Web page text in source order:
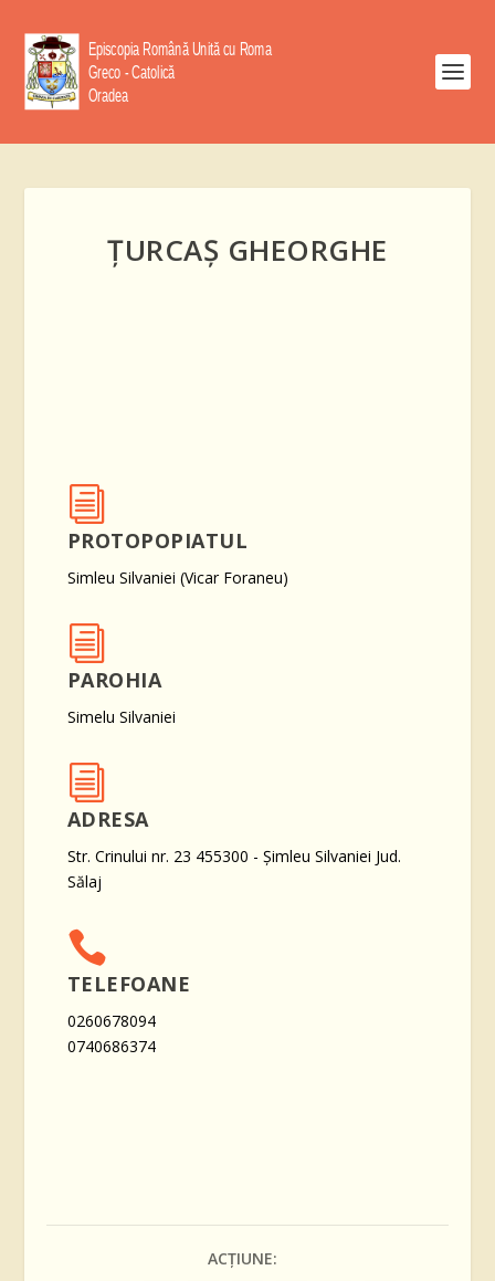
ŢURCAŞ GHEORGHE
i
PROTOPOPIATUL
Simleu Silvaniei (Vicar Foraneu)
i
PAROHIA
Simelu Silvaniei
i
ADRESA
Str. Crinului nr. 23 455300 - Şimleu Silvaniei Jud.
Sălaj

TELEFOANE
0260678094
0740686374
ACȚIUNE: